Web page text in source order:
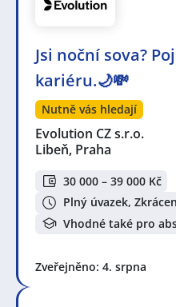
Jsi noční sova?
kariéru.🌙💸
Nutně vás hledají
Evolution CZ s.r.o.
Libeň, Praha
30 000 – 39 000 Kč
Plný úvazek,
Vhodné také pro
Zveřejněno: 4. srpna